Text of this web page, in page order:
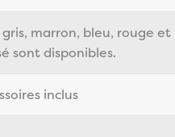
marron, bleu, rouge et
sont disponibles.
inclus